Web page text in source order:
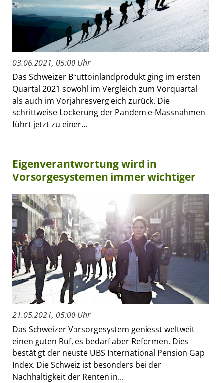
03.06.2021, 05:00 Uhr
Das Schweizer Bruttoinlandprodukt ging im ersten
Quartal 2021 sowohl im Vergleich zum Vorquartal
als auch im Vorjahresvergleich zurück. Die
schrittweise Lockerung der Pandemie-Massnahmen
führt jetzt zu einer...
Eigenverantwortung wird in
Vorsorgesystemen immer wichtiger
21.05.2021, 05:00 Uhr
Das Schweizer Vorsorgesystem geniesst weltweit
einen guten Ruf, es bedarf aber Reformen. Dies
bestätigt der neuste UBS International Pension Gap
Index. Die Schweiz ist besonders bei der
Nachhaltigkeit der Renten in...